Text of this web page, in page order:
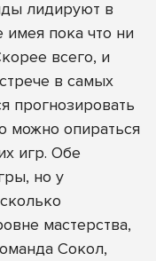
лидируют в
пока что ни
всего, и
в самых
прогнозировать
можно опираться
игр. Обе
но у
мастерства,
Сокол,